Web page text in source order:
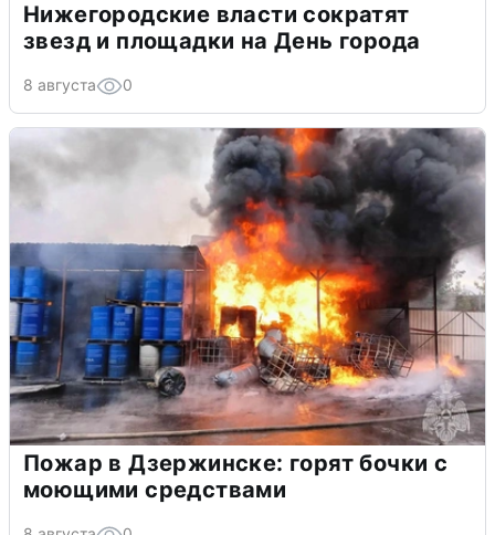
Нижегородские власти сократят
звезд и площадки на День города
8 августа 0
Пожар в Дзержинске: горят бочки с
моющими средствами